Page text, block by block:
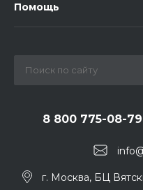
Помощь
8 800 775-08-79
г. Москва, БЦ